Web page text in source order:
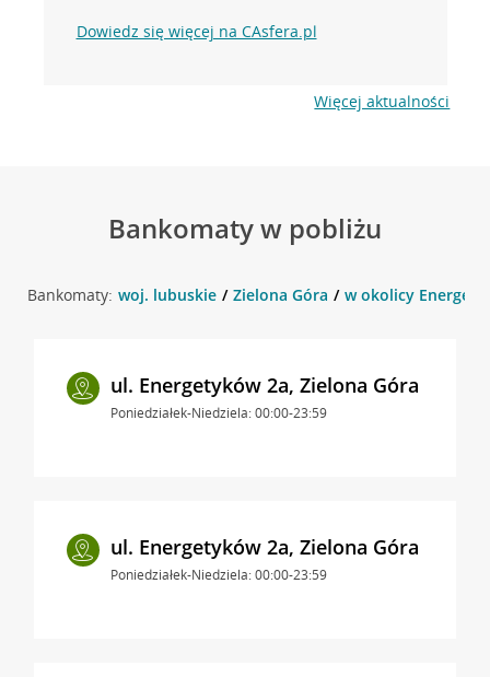
Dowiedz się więcej na CAsfera.pl
Więcej aktualności
Bankomaty w pobliżu
Bankomaty: woj. lubuskie Zielona Góra w okolicy
ul. Energetyków 2a, Zielona Góra
Poniedziałek-Niedziela: 00:00-23:59
ul. Energetyków 2a, Zielona Góra
Poniedziałek-Niedziela: 00:00-23:59